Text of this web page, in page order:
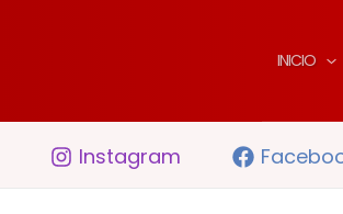
INICIO
Instagram